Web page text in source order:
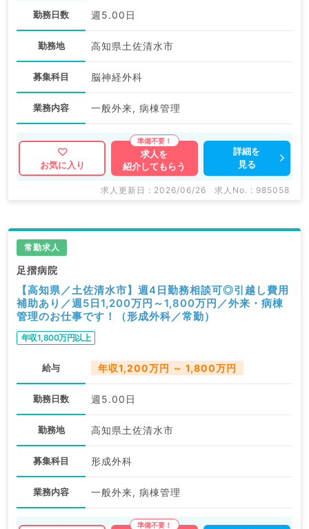
勤務日数 週5.00日
勤務地 高知県土佐清水市
募集科目 脳神経外科
業務内容 一般外来, 病棟管理
お気に入り
求人を
紹介してもらう
詳細を
見る
求人更新日 : 2026/06/26 求人No. : 985058
常勤求人
足摺病院
【高知県／土佐清水市】週4日勤務相談可◎引越し費用
補助あり／週5日1,200万円～1,800万円／外来・病棟
管理のお仕事です！（形成外科／常勤）
年収1,800万円以上
給与 年収1,200万円 ～ 1,800万円
勤務日数 週5.00日
勤務地 高知県土佐清水市
募集科目 形成外科
業務内容 一般外来, 病棟管理